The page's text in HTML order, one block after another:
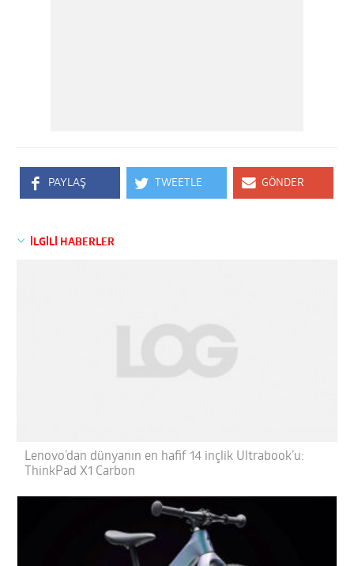
PAYLAŞ TWEETLE GÖNDER
İLGİLİ HABERLER
Lenovo’dan dünyanın en hafif 14 inçlik Ultrabook’u:
ThinkPad X1 Carbon